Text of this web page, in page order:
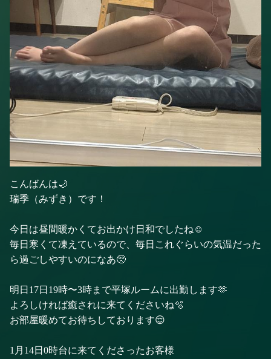
こんばんは🌙
瑞季（みずき）です！
今日は昼間暖かくてお出かけ日和でしたね☺️
毎日寒くて凍えているので、毎日これぐらいの気温だった
ら過ごしやすいのになあ🥺
明日17日19時〜3時まで平塚ルームに出勤します🫶
よろしければ癒されに来てくださいね🫧
お部屋暖めてお待ちしております😌
1月14日0時台に来てくださったお客様